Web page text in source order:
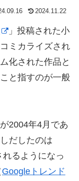
2024.11.22
」投稿された小
ミカライズされ
化された作品と
と指すのが一般
2004年4月であ
だしたのは
るようになっ
Googleトレンド